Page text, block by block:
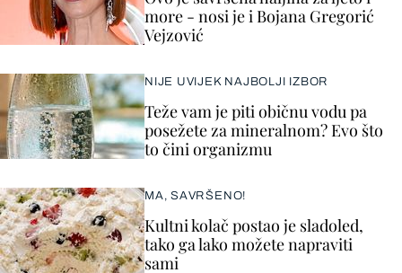
more - nosi je i Bojana Gregorić
Vejzović
NIJE UVIJEK NAJBOLJI IZBOR
Teže vam je piti običnu vodu pa
posežete za mineralnom? Evo što
to čini organizmu
MA, SAVRŠENO!
Kultni kolač postao je sladoled,
tako ga lako možete napraviti
sami